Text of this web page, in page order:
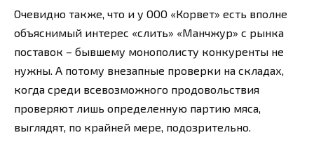
Очевидно также, что и у ООО «Корвет» есть вполне
объяснимый интерес «слить» «Манчжур» с рынка
поставок – бывшему монополисту конкуренты не
нужны. А потому внезапные проверки на складах,
когда среди всевозможного продовольствия
проверяют лишь определенную партию мяса,
выглядят, по крайней мере, подозрительно.